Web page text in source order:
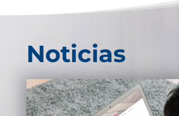
Noticias